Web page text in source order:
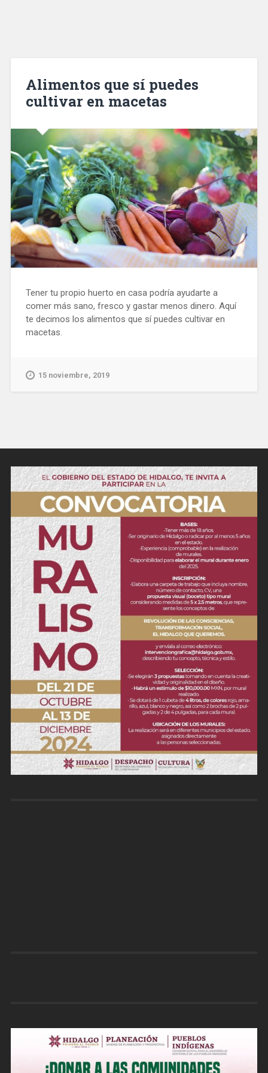
Alimentos que sí puedes
cultivar en macetas
Tener tu propio huerto en casa podría ayudarte a
comer más sano, fresco y gastar menos dinero. Aquí
te decimos los alimentos que sí puedes cultivar en
macetas.
15 noviembre, 2019